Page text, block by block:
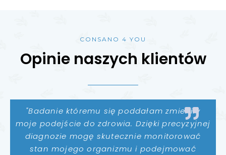
CONSANO 4 YOU
Opinie naszych klientów
"Badanie któremu się poddałam zmieniły
moje podejście do zdrowia. Dzięki precyzyjnej
diagnozie mogę skutecznie monitorować
stan mojego organizmu i podejmować